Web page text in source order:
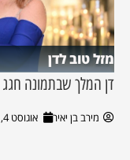
מזל טוב לדן
דן המלך שבתמונה
מירב בן יאיר אוגוסט 4, 2026